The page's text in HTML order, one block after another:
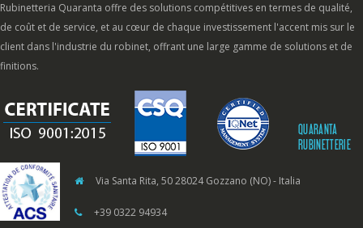
Rubinetteria Quaranta offre des solutions compétitives en termes de qualité,
de coût et de service, et au cœur de chaque investissement l'accent mis sur le
client dans l'industrie du robinet, offrant une large gamme de solutions et de
finitions.
QUARANTA
RUBINETTERIE
Via Santa Rita, 50 28024 Gozzano (NO) - Italia
+39 0322 94934